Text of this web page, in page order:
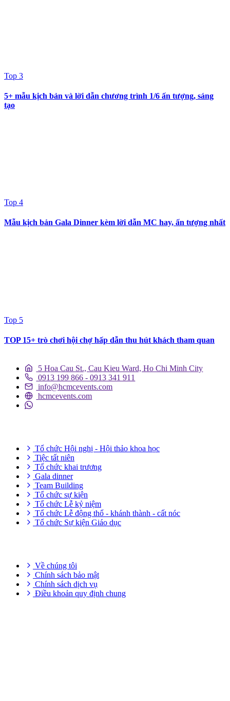
Top 3
5+ mẫu kịch bản và lời dẫn chương trình 1/6 ấn tượng, sáng
tạo
Top 4
Mẫu kịch bản Gala Dinner kèm lời dẫn MC hay, ấn tượng nhất
Top 5
TOP 15+ trò chơi hội chợ hấp dẫn thu hút khách tham quan
5 Hoa Cau St., Cau Kieu Ward, Ho Chi Minh City
0913 199 866 - 0913 341 911
info@hcmcevents.com
hcmcevents.com
Tổ chức Hội nghị - Hội thảo khoa học
Tiệc tất niên
Tổ chức khai trương
Gala dinner
Team Building
Tổ chức sự kiện
Tổ chức Lễ kỷ niệm
Tổ chức Lễ động thổ - khánh thành - cất nóc
Tổ chức Sự kiện Giáo dục
Về chúng tôi
Chính sách bảo mật
Chính sách dịch vụ
Điều khoản quy định chung